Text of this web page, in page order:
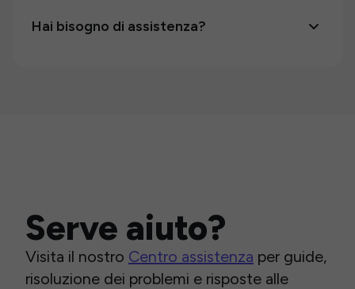
Hai bisogno di assistenza?
Serve aiuto?
Visita il nostro Centro assistenza per guide,
risoluzione dei problemi e risposte alle